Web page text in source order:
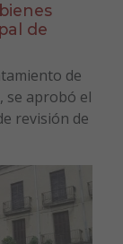
de
de
se aprobó el
revisión de